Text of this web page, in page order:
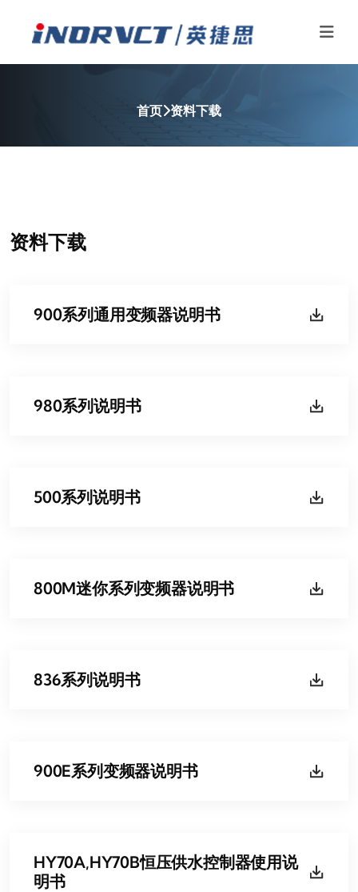
首页 资料下载
资料下载
900系列通用变频器说明书
980系列说明书
500系列说明书
800M迷你系列变频器说明书
836系列说明书
900E系列变频器说明书
HY70A,HY70B恒压供水控制器使用说
明书